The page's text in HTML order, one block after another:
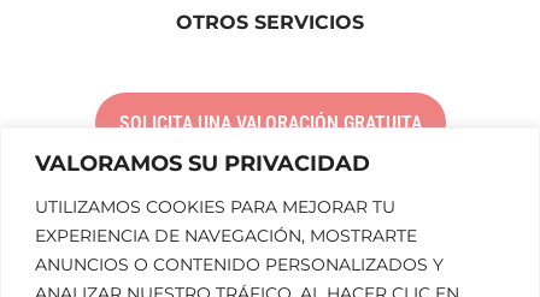
VALORAMOS SU PRIVACIDAD
UTILIZAMOS COOKIES PARA MEJORAR TU
EXPERIENCIA DE NAVEGACIÓN, MOSTRARTE
ANUNCIOS O CONTENIDO PERSONALIZADOS Y
OTROS SERVICIOS
SOLICITA UNA VALORACIÓN GRATUITA
LLÁMANOS